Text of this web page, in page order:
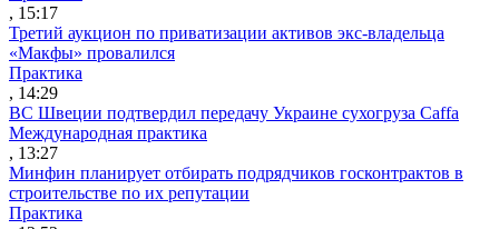
, 15:17
Третий аукцион по приватизации активов экс-владельца
«Макфы» провалился
Практика
, 14:29
ВС Швеции подтвердил передачу Украине сухогруза Caffa
Международная практика
, 13:27
Минфин планирует отбирать подрядчиков госконтрактов в
строительстве по их репутации
Практика